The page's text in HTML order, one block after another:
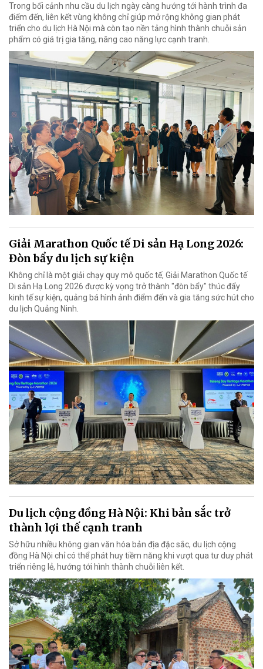
Trong bối cảnh nhu cầu du lịch ngày càng hướng tới hành trình đa
điểm đến, liên kết vùng không chỉ giúp mở rộng không gian phát
triển cho du lịch Hà Nội mà còn tạo nền tảng hình thành chuỗi sản
phẩm có giá trị gia tăng, nâng cao năng lực cạnh tranh.
Giải Marathon Quốc tế Di sản Hạ Long 2026:
Đòn bẩy du lịch sự kiện
Không chỉ là một giải chạy quy mô quốc tế, Giải Marathon Quốc tế
Di sản Hạ Long 2026 được kỳ vọng trở thành "đòn bẩy" thúc đẩy
kinh tế sự kiện, quảng bá hình ảnh điểm đến và gia tăng sức hút cho
du lịch Quảng Ninh.
Du lịch cộng đồng Hà Nội: Khi bản sắc trở
thành lợi thế cạnh tranh
Sở hữu nhiều không gian văn hóa bản địa đặc sắc, du lịch cộng
đồng Hà Nội chỉ có thể phát huy tiềm năng khi vượt qua tư duy phát
triển riêng lẻ, hướng tới hình thành chuỗi liên kết.